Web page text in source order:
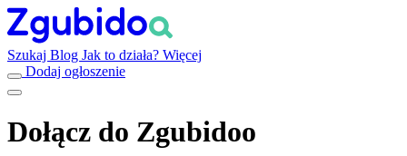
Szukaj Blog Jak to działa? Więcej
Dodaj ogłoszenie
Dołącz do Zgubidoo